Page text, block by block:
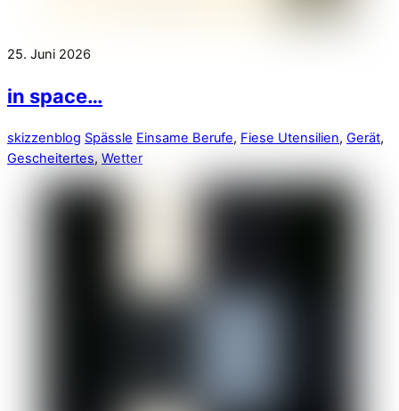
25. Juni 2026
in space…
skizzenblog Spässle Einsame Berufe, Fiese Utensilien, Gerät,
Gescheitertes, Wetter